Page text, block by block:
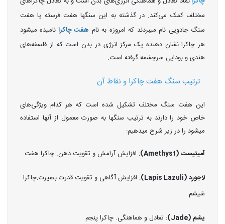
مختلف کمک می‌کند. در گذشته به این سنگها هفت فرسته یا هفت
سنگ جادویی نام میبردند که امروزه به نام هفت چاکرا نامیده میشود
هر چاکرا نشان‌ دهنده یک مرکز انرژی در بدن است که از فلسفه‌های
هندی و بودایی سرچشمه گرفته است.
ترتیب سنگ هفت چاکرا و نقاط آن
این هفت سنگ مختلف تشکیل شده است که هر کدام ویژگی‌های
خاص خود را دارند به ترتیب سنگها به صورت معمول از آنها استفاده
میشود را در زیر شرح میدهیم:
آمیتیست (Amethyst) : افزایش آرامش و تقویت ذهن. چاکرا هفت
لاجورد (Lapis Lazuli)
: افزایش آگاهی و تقویت قدرت بصیرت.چاکرا
شیشم
یشم (Jade) : تعادل و هماهنگی. چاکرا پنجم